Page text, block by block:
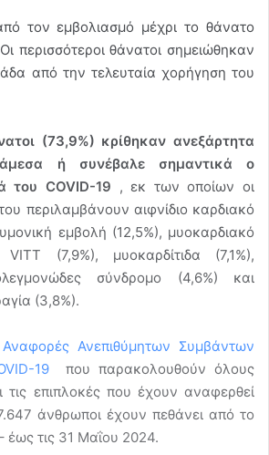
τον εμβολιασμό μέχρι το θάνατο
περισσότεροι θάνατοι σημειώθηκαν
από την τελευταία χορήγηση του
(73,9%) κρίθηκαν ανεξάρτητα
άμεσα ή συνέβαλε σημαντικά ο
του COVID-19 , εκ των οποίων οι
περιλαμβάνουν αιφνίδιο καρδιακό
εμβολή (12,5%), μυοκαρδιακό
(7,9%), μυοκαρδίτιδα (7,1%),
σύνδρομο (4,6%) και
(3,8%).
Αναφορές Ανεπιθύμητων Συμβάντων
19 που παρακολουθούν όλους
τις επιπλοκές που έχουν αναφερθεί
άνθρωποι έχουν πεθάνει από το
έως τις 31 Μαΐου 2024.